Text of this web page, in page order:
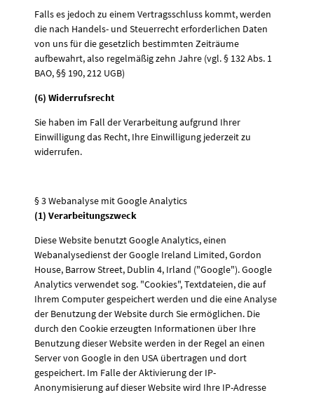
Falls es jedoch zu einem Vertragsschluss kommt, werden
die nach Handels- und Steuerrecht erforderlichen Daten
von uns für die gesetzlich bestimmten Zeiträume
aufbewahrt, also regelmäßig zehn Jahre (vgl. § 132 Abs. 1
BAO, §§ 190, 212 UGB)
(6) Widerrufsrecht
Sie haben im Fall der Verarbeitung aufgrund Ihrer
Einwilligung das Recht, Ihre Einwilligung jederzeit zu
widerrufen.
§ 3 Webanalyse mit Google Analytics
(1) Verarbeitungszweck
Diese Website benutzt Google Analytics, einen
Webanalysedienst der Google Ireland Limited, Gordon
House, Barrow Street, Dublin 4, Irland ("Google"). Google
Analytics verwendet sog. "Cookies", Textdateien, die auf
Ihrem Computer gespeichert werden und die eine Analyse
der Benutzung der Website durch Sie ermöglichen. Die
durch den Cookie erzeugten Informationen über Ihre
Benutzung dieser Website werden in der Regel an einen
Server von Google in den USA übertragen und dort
gespeichert. Im Falle der Aktivierung der IP-
Anonymisierung auf dieser Website wird Ihre IP-Adresse